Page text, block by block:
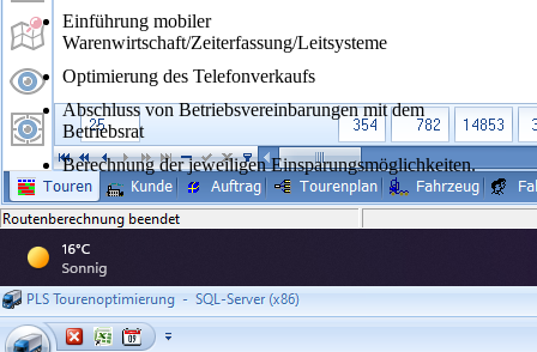
Einführung mobiler
Warenwirtschaft/Zeiterfassung/Leitsysteme
Optimierung des Telefonverkaufs
Abschluss von Betriebsvereinbarungen mit dem
Betriebsrat
Berechnung der jeweiligen Einsparungsmöglichkeiten.